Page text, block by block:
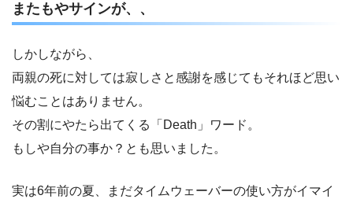
またもやサインが、、
しかしながら、
両親の死に対しては寂しさと感謝を感じてもそれほど思い
悩むことはありません。
その割にやたら出てくる「Death」ワード。
もしや自分の事か？とも思いました。
実は6年前の夏、まだタイムウェーバーの使い方がイマイ